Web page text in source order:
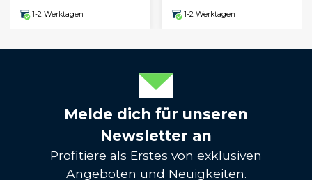
1-2 Werktagen 1-2 Werktagen
Melde dich für unseren
Newsletter an
Profitiere als Erstes von exklusiven
Angeboten und Neuigkeiten.